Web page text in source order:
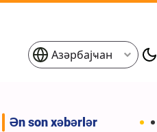
Азәрбајҹан
Ən son xəbərlər